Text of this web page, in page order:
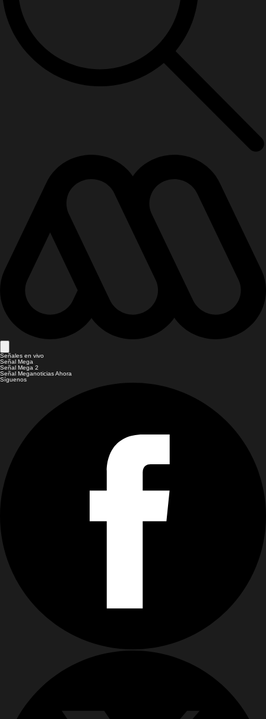
Señales en vivo
Señal Mega
Señal Mega 2
Señal Meganoticias Ahora
Síguenos